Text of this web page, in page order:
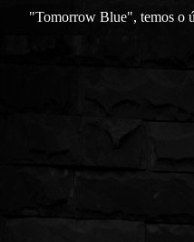
"Tomorrow Blue", temos o